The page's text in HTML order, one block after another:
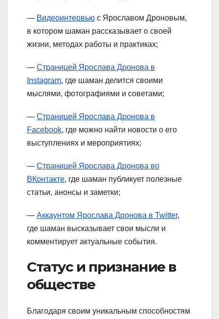
— Видеоинтервью с Ярославом Дроновым,
в котором шаман рассказывает о своей
жизни, методах работы и практиках;
— Страницей Ярослава Дронова в
Instagram, где шаман делится своими
мыслями, фотографиями и советами;
— Страницей Ярослава Дронова в
Facebook, где можно найти новости о его
выступлениях и мероприятиях;
— Страницей Ярослава Дронова во
ВКонтакте, где шаман публикует полезные
статьи, анонсы и заметки;
— Аккаунтом Ярослава Дронова в Twitter,
где шаман высказывает свои мысли и
комментирует актуальные события.
Статус и признание в
обществе
Благодаря своим уникальным способностям